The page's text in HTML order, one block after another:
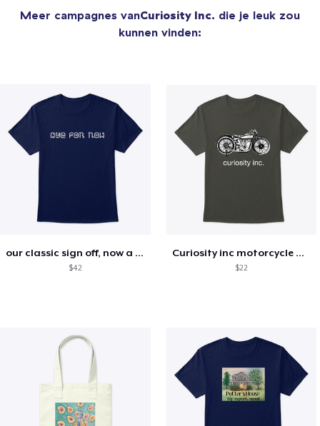
Meer campagnes vanCuriosity Inc. die je leuk zou
kunnen vinden:
our classic sign off, now a motto!
$42
Curiosity inc motorcycle merchandise
$22